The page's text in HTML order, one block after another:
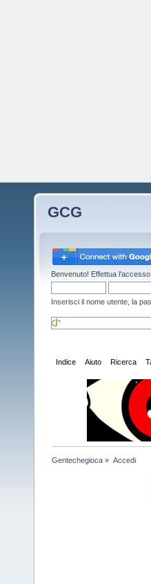
GCG
Benvenuto! Effettua l'accesso
Inserisci il nome utente, la
Indice Aiuto Ricerca
Gentechegioca » Accedi